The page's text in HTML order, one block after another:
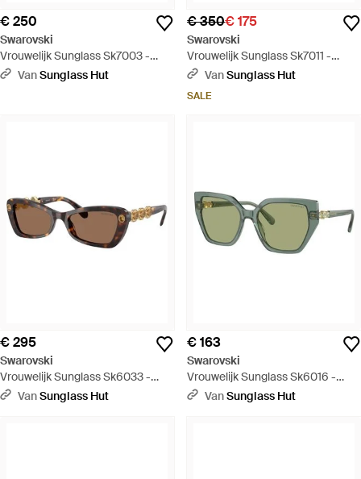
€ 250
Swarovski
Vrouwelijk Sunglass Sk7003 -
Zwart
VanSunglass Hut
€ 350€ 175
Swarovski
Vrouwelijk Sunglass Sk7011 -
Zwart
VanSunglass Hut
SALE
€ 295
Swarovski
Vrouwelijk Sunglass Sk6033 -
Zwart
VanSunglass Hut
€ 163
Swarovski
Vrouwelijk Sunglass Sk6016 -
Groen
VanSunglass Hut